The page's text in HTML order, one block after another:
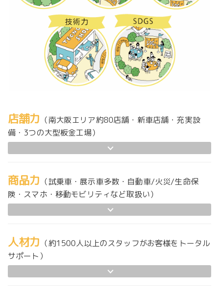
店舗力 （南大阪エリア約80店舗・新車店舗・充実設
備・3つの大型板金工場）
商品力 （試乗車・展示車多数・自動車/火災/生命保
険・スマホ・移動モビリティなど取扱い）
人材力 （約1500人以上のスタッフがお客様をトータル
サポート）